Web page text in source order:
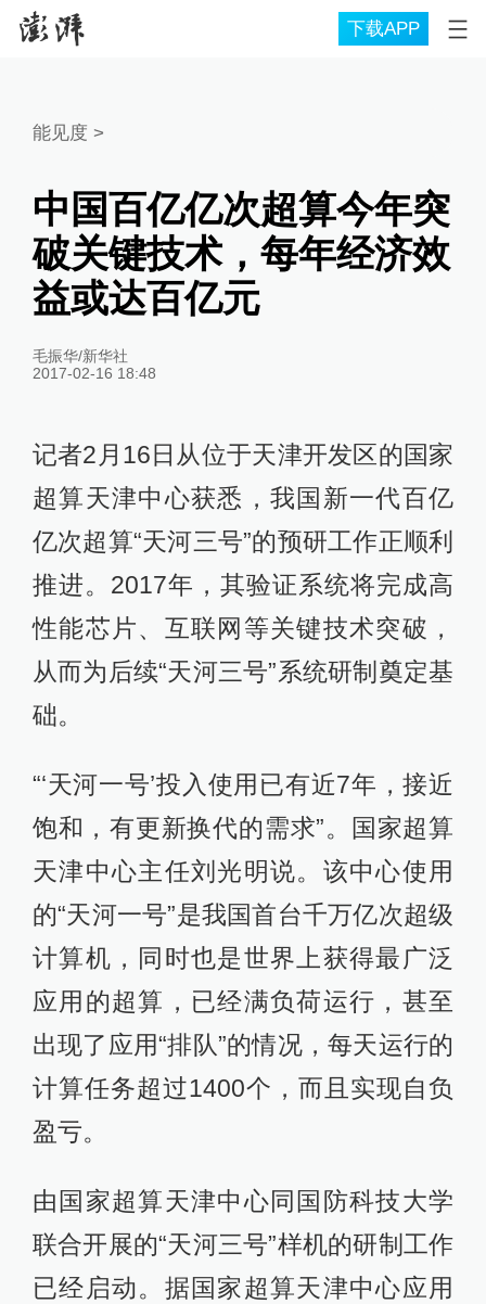
下载APP
能见度 >
中国百亿亿次超算今年突
破关键技术，每年经济效
益或达百亿元
毛振华/新华社
2017-02-16 18:48
记者2月16日从位于天津开发区的国家
超算天津中心获悉，我国新一代百亿
亿次超算“天河三号”的预研工作正顺利
推进。2017年，其验证系统将完成高
性能芯片、互联网等关键技术突破，
从而为后续“天河三号”系统研制奠定基
础。
“‘天河一号’投入使用已有近7年，接近
饱和，有更新换代的需求”。国家超算
天津中心主任刘光明说。该中心使用
的“天河一号”是我国首台千万亿次超级
计算机，同时也是世界上获得最广泛
应用的超算，已经满负荷运行，甚至
出现了应用“排队”的情况，每天运行的
计算任务超过1400个，而且实现自负
盈亏。
由国家超算天津中心同国防科技大学
联合开展的“天河三号”样机的研制工作
已经启动。据国家超算天津中心应用